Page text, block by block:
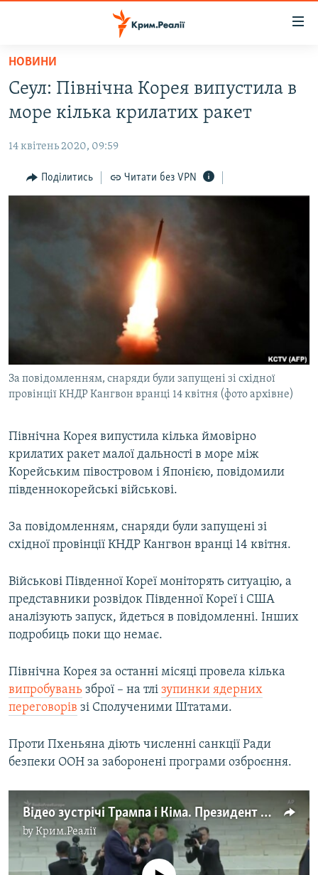
Перейти
основного
матеріалу
Перейти
до
навігації
Перейти
ВОДА.КРИМ
ВІДЕО ТА ФОТО
ПОЛІТИКА
БЛОГИ
УКРАЇНСЬКА ПРОБЛЕМА КРИМУ
ЯК ОБІЙТИ БЛОКУВАННЯ
Русский
Qırımtatar
Усі сайти RFE/RL
НОВИНИ
Сеул: Північна Корея випустила в
море кілька крилатих ракет
14 квітень 2020, 09:59
Поділитись Читати без VPN
За повідомленням, снаряди були запущені зі східної
провінції КНДР Кангвон вранці 14 квітня (фото архівне)
Північна Корея випустила кілька ймовірно
крилатих ракет малої дальності в море між
Корейським півостровом і Японією, повідомили
південнокорейські військові.
За повідомленням, снаряди були запущені зі
східної провінції КНДР Кангвон вранці 14 квітня.
Військові Південної Кореї моніторять ситуацію, а
представники розвідок Південної Кореї і США
аналізують запуск, йдеться в повідомленні. Інших
подробиць поки що немає.
Північна Корея за останні місяці провела кілька
випробувань зброї – на тлі зупинки ядерних
переговорів зі Сполученими Штатами.
Проти Пхеньяна діють численні санкції Ради
безпеки ООН за заборонені програми озброєння.
Відео зустрічі Трампа і Кіма. Президент США вперше ступив на північнокорейську землю
byКрим.Реалії
No media source currently available